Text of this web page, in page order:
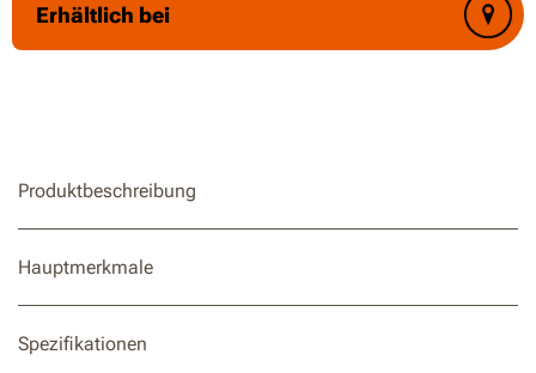
Erhältlich bei
Produktbeschreibung
Hauptmerkmale
Spezifikationen